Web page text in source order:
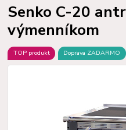
Senko C-20
výmenníkom
TOP produkt Doprava ZADARMO